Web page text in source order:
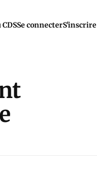
Se connecterS'inscrire